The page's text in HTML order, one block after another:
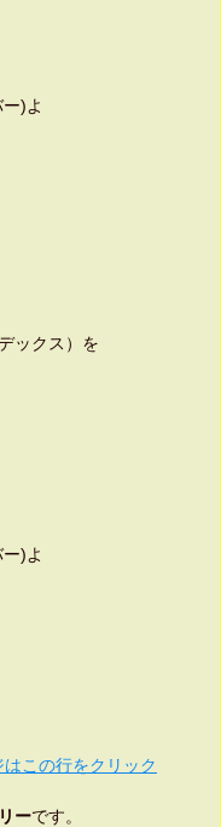
)よ
ックス）を
)よ
この行をクリック
ーです。